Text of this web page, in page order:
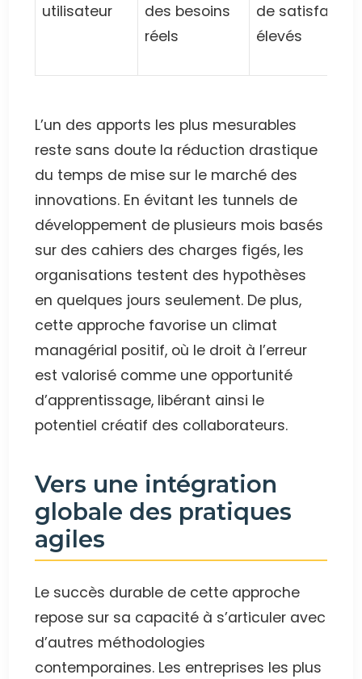
utilisateur
des besoins
réels
de
élevés
L’un des apports les plus mesurables
reste sans doute la réduction drastique
du temps de mise sur le marché des
innovations. En évitant les tunnels de
développement de plusieurs mois basés
sur des cahiers des charges figés, les
organisations testent des hypothèses
en quelques jours seulement. De plus,
cette approche favorise un climat
managérial positif, où le droit à l’erreur
est valorisé comme une opportunité
d’apprentissage, libérant ainsi le
potentiel créatif des collaborateurs.
Vers une intégration
globale des pratiques
agiles
Le succès durable de cette approche
repose sur sa capacité à s’articuler avec
d’autres méthodologies
contemporaines. Les entreprises les plus